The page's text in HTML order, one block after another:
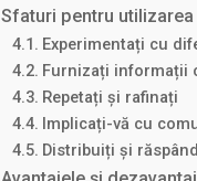
Sfaturi pentru utilizarea
Experimentați cu
Furnizați informații
Repetați și rafinați
Implicați-vă cu
Distribuiți și